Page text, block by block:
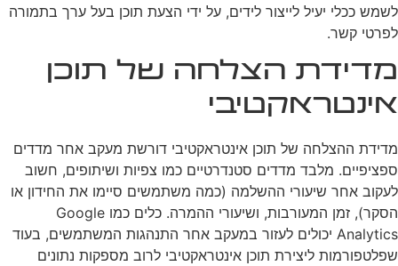
לשמש ככלי יעיל לייצור לידים, על ידי הצעת תוכן בעל ערך בתמורה
לפרטי קשר.
מדידת הצלחה של תוכן
אינטראקטיבי
מדידת ההצלחה של תוכן אינטראקטיבי דורשת מעקב אחר מדדים
ספציפיים. מלבד מדדים סטנדרטיים כמו צפיות ושיתופים, חשוב
לעקוב אחר שיעורי ההשלמה (כמה משתמשים סיימו את החידון או
הסקר), זמן המעורבות, ושיעורי ההמרה. כלים כמו Google
Analytics יכולים לעזור במעקב אחר התנהגות המשתמשים, בעוד
שפלטפורמות ליצירת תוכן אינטראקטיבי לרוב מספקות נתונים